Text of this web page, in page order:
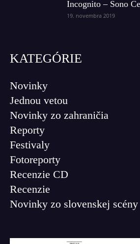
Incognito – Sono
19. novembra 2019
KATEGÓRIE
Novinky
Jednou vetou
Novinky zo zahraničia
Reporty
Festivaly
Fotoreporty
Recenzie CD
Recenzie
Novinky zo slovenskej scény